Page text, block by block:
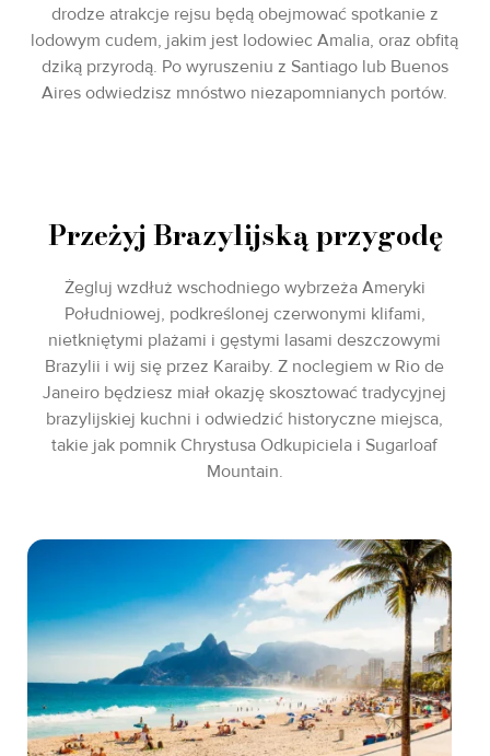
drodze atrakcje rejsu będą obejmować spotkanie z
lodowym cudem, jakim jest lodowiec Amalia, oraz obfitą
dziką przyrodą. Po wyruszeniu z Santiago lub Buenos
Aires odwiedzisz mnóstwo niezapomnianych portów.
Przeżyj Brazylijską przygodę
Żegluj wzdłuż wschodniego wybrzeża Ameryki
Południowej, podkreślonej czerwonymi klifami,
nietkniętymi plażami i gęstymi lasami deszczowymi
Brazylii i wij się przez Karaiby. Z noclegiem w Rio de
Janeiro będziesz miał okazję skosztować tradycyjnej
brazylijskiej kuchni i odwiedzić historyczne miejsca,
takie jak pomnik Chrystusa Odkupiciela i Sugarloaf
Mountain.